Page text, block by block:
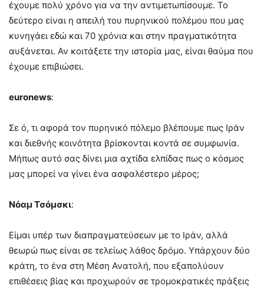
έχουμε πολύ χρόνο για να την αντιμετωπίσουμε. Το
δεύτερο είναι η απειλή του πυρηνικού πολέμου που μας
κυνηγάει εδώ και 70 χρόνια και στην πραγματικότητα
αυξάνεται. Αν κοιτάξετε την ιστορία μας, είναι θαύμα που
έχουμε επιβιώσει.
euronews:
Σε ό, τι αφορά τον πυρηνικό πόλεμο βλέπουμε πως Ιράν
και διεθνής κοινότητα βρίσκονται κοντά σε συμφωνία.
Μήπως αυτό σας δίνει μια αχτίδα ελπίδας πως ο κόσμος
μας μπορεί να γίνει ένα ασφαλέστερο μέρος;
Νόαμ Τσόμσκι:
Είμαι υπέρ των διαπραγματεύσεων με το Ιράν, αλλά
θεωρώ πως είναι σε τελείως λάθος δρόμο. Υπάρχουν δύο
κράτη, το ένα στη Μέση Ανατολή, που εξαπολύουν
επιθέσεις βίας και προχωρούν σε τρομοκρατικές πράξεις